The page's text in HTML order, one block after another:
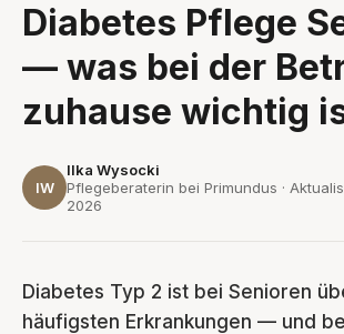
Diabetes Pflege
— was bei der
zuhause wichtig
IW
Ilka Wysocki
Pflegeberaterin bei Primundus ·
2026
Diabetes Typ 2 ist bei Senioren
häufigsten Erkrankungen — und